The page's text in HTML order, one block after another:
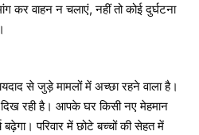
कर वाहन न चलाएं, नहीं तो कोई दुर्घटना
से जुड़े मामलों में अच्छा रहने वाला है।
दिख रही है। आपके घर किसी नए मेहमान
परिवार में छोटे बच्चों की सेहत में